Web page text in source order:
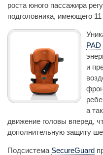
роста юного пассажира
подголовника, имеющего
PAD
и
а
движение головы вперед,
дополнительную защиту
Подсистема SecureGuard